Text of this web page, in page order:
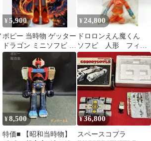
¥5,900
ポピー 当時物 ゲッター
ドラゴン ミニソフビ 昭
和レトロ 永井豪 ゲッタ
¥ 24,800
ドロロンえん魔くん
ソフビ 人形 フィギ
ュア 当時物 永井
豪 昭和レトロ 未開
封
¥8,500
特価■ 【昭和当時物】
¥36,800
スペースコブラ